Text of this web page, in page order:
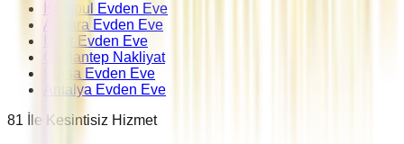
İstanbul Evden Eve
Ankara Evden Eve
İzmir Evden Eve
Gaziantep Nakliyat
Bursa Evden Eve
Antalya Evden Eve
81 İle Kesintisiz Hizmet